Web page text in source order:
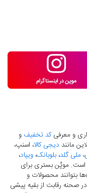
و معرفیکد تخفیف و
مانند دیجی کالا، اسنپ،
، ملی گلد، بلوبانک، ویپاد،
است. موپُن بستری برای
بتوانند محصولات و
صحنه رقابت از بقیه پیشی